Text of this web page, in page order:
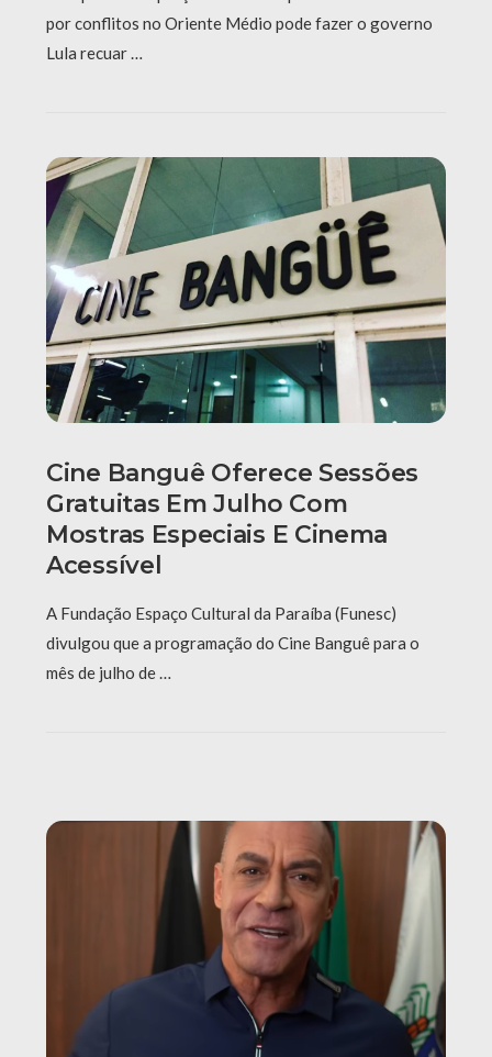
por conflitos no Oriente Médio pode fazer o governo
Lula recuar …
Cine Banguê Oferece Sessões
Gratuitas Em Julho Com
Mostras Especiais E Cinema
Acessível
A Fundação Espaço Cultural da Paraíba (Funesc)
divulgou que a programação do Cine Banguê para o
mês de julho de …